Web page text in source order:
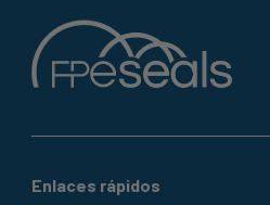
Enlaces rápidos